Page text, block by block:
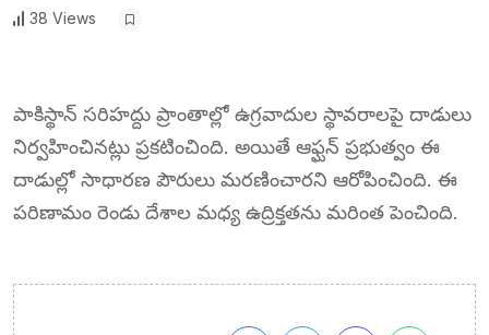
38 Views
పాకిస్థాన్ సరిహద్దు ప్రాంతాల్లో ఉగ్రవాదుల స్థావరాలపై దాడులు
నిర్వహించినట్లు ప్రకటించింది. అయితే ఆఫ్ఘన్ ప్రభుత్వం ఈ
దాడుల్లో సాధారణ పౌరులు మరణించారని ఆరోపించింది. ఈ
పరిణామం రెండు దేశాల మధ్య ఉద్రిక్తతను మరింత పెంచింది.